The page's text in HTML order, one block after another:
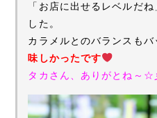
「お店に出せるレベルだ
した。
カラメルとのバランスも
味しかったです
タカさん、ありがとね～☆